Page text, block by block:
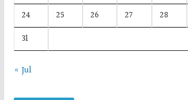
24
25 26 27 28
31
« Jul